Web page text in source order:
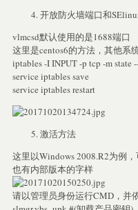
开放防火墙端口和
vlmcsd默认使用的是1688端口
这里是centos6的方法，其他系
iptables -I INPUT -p tcp -m state
service iptables save
service iptables restart
激活方法
这里以Windows 2008.R2为例
也有内部版本的字样
请以管理员身份运行CMD，并